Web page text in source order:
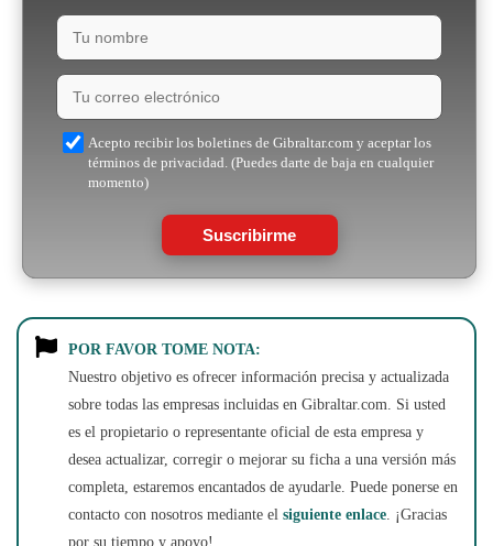
Acepto recibir los boletines de Gibraltar.com y aceptar los
términos de privacidad. (Puedes darte de baja en cualquier
momento)
Suscribirme
POR FAVOR TOME NOTA:
Nuestro objetivo es ofrecer información precisa y actualizada
sobre todas las empresas incluidas en Gibraltar.com. Si usted
es el propietario o representante oficial de esta empresa y
desea actualizar, corregir o mejorar su ficha a una versión más
completa, estaremos encantados de ayudarle. Puede ponerse en
contacto con nosotros mediante el siguiente enlace. ¡Gracias
por su tiempo y apoyo!